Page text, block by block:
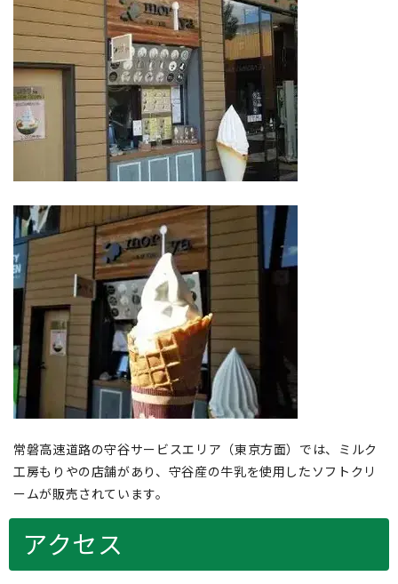
常磐高速道路の守谷サービスエリア（東京方面）では、ミルク
工房もりやの店舗があり、守谷産の牛乳を使用したソフトクリ
ームが販売されています。
アクセス